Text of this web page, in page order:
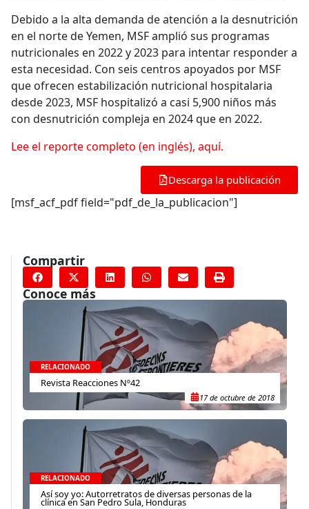
Debido a la alta demanda de atención a la desnutrición
en el norte de Yemen, MSF amplió sus programas
nutricionales en 2022 y 2023 para intentar responder a
esta necesidad. Con seis centros apoyados por MSF
que ofrecen estabilización nutricional hospitalaria
desde 2023, MSF hospitalizó a casi 5,900 niños más
con desnutrición compleja en 2024 que en 2022.
Lee el reporte completo (en inglés), aquí.
Descarga la publicación
[msf_acf_pdf field="pdf_de_la_publicacion"]
Compartir
Conoce más
RELACIONADO
Revista Reacciones Nº42
17 de octubre de 2018
RELACIONADO
Así soy yo: Autorretratos de diversas personas de la
clínica en San Pedro Sula, Honduras